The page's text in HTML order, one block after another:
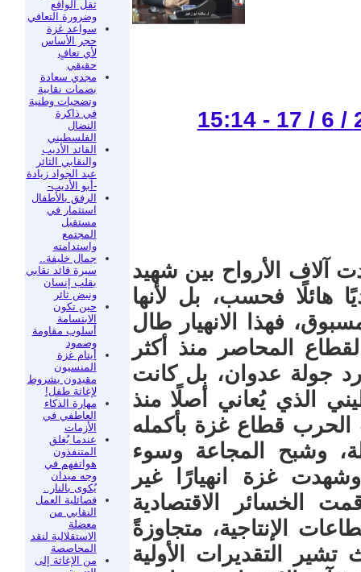
ثقل الواقع
وضرورة التعافي
سواعد غزة
حجر الأساس
لأي تعافٍ
حقيقي
مجدي سعادة
بصمات نقابية
وتضحيات وطنية
في ذاكرة
النضال
الفلسطيني
القائد الأديب
والنقابي الثائر
عبد الجواد زيادة
-أبو الأديب-
الرفق بالأطفال
استثمار في
مستقبل
المجتمع
واستدامته
جمال خليفة..
سيرة قائد نقابي
بقلب إنسان
ونبض ثائر
حين تكون
الابتسامة
أسلوب مقاومة
وصمود
أيتام غزة
المنسيون
مقيدون بشروط
لإغاثة طفل!
مهارة الذكاء
العاطفي في
الأزمات
عندما يُغلق
المتنفذون
هواتفهم في
وجه ميدان
يُكوى بالنار..
فصائلية العمل
النقابي من
معضلة
الاستقلالية لنقد
المحاصصة
من الإغاثة إلى
آلاف الأرواح بين شهيد
هائلًا فحسب، بل لأنها
فهذا الانهيار طال
المحاصر منذ أكثر
جولة عدوان، بل كانت
الذي يُعاني أصلًا منذ
الحرب قطاع غزة بأكمله
وشبح المجاعة وسوء
غزة انهيارًا غير
الخسائر الاقتصادية
الإنتاجية، متجاوزةً
تشير التقديرات الأولية